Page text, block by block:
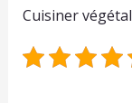
Cuisiner végétal